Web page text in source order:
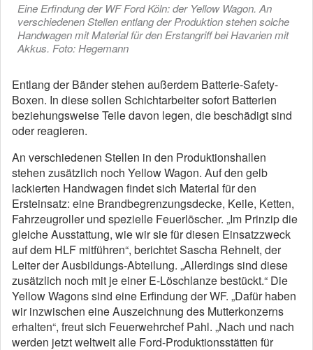
Eine Erfindung der WF Ford Köln: der Yellow Wagon. An
verschiedenen Stellen entlang der Produktion stehen solche
Handwagen mit Material für den Erstangriff bei Havarien mit
Akkus. Foto: Hegemann
Entlang der Bänder stehen außerdem Batterie-Safety-
Boxen. In diese sollen Schichtarbeiter sofort Batterien
beziehungsweise Teile davon legen, die beschädigt sind
oder reagieren.
An verschiedenen Stellen in den Produktionshallen
stehen zusätzlich noch Yellow Wagon. Auf den gelb
lackierten Handwagen findet sich Material für den
Ersteinsatz: eine Brandbegrenzungsdecke, Keile, Ketten,
Fahrzeugroller und spezielle Feuerlöscher. „Im Prinzip die
gleiche Ausstattung, wie wir sie für diesen Einsatzzweck
auf dem HLF mitführen“, berichtet Sascha Rehnelt, der
Leiter der Ausbildungs-Abteilung. „Allerdings sind diese
zusätzlich noch mit je einer E-Löschlanze bestückt.“ Die
Yellow Wagons sind eine Erfindung der WF. „Dafür haben
wir inzwischen eine Auszeichnung des Mutterkonzerns
erhalten“, freut sich Feuerwehrchef Pahl. „Nach und nach
werden jetzt weltweit alle Ford-Produktionsstätten für